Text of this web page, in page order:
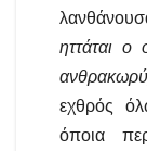
ηττάται ο
εχθρός
όποια